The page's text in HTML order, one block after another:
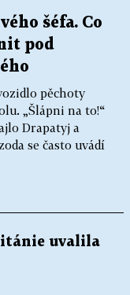
šéfa. Co
pod
pěchoty
„Šlápni na to!“
Drapatyj a
se často uvádí
uvalila